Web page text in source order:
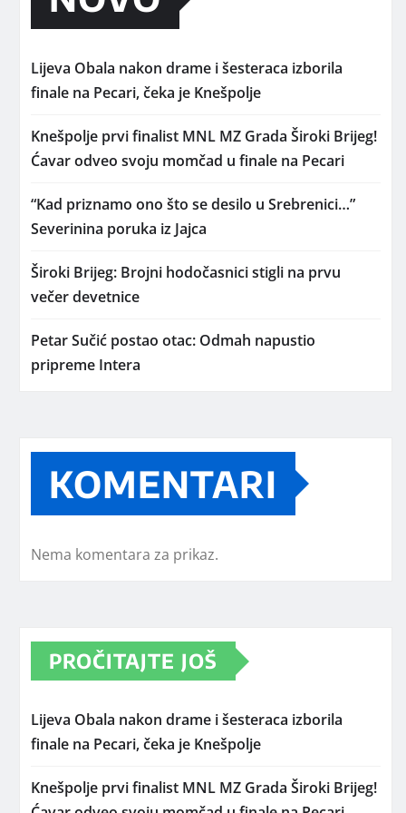
Lijeva Obala nakon drame i šesteraca izborila
finale na Pecari, čeka je Knešpolje
Knešpolje prvi finalist MNL MZ Grada Široki Brijeg!
Ćavar odveo svoju momčad u finale na Pecari
“Kad priznamo ono što se desilo u Srebrenici…”
Severinina poruka iz Jajca
Široki Brijeg: Brojni hodočasnici stigli na prvu
večer devetnice
Petar Sučić postao otac: Odmah napustio
pripreme Intera
KOMENTARI
Nema komentara za prikaz.
PROČITAJTE JOŠ
Lijeva Obala nakon drame i šesteraca izborila
finale na Pecari, čeka je Knešpolje
Knešpolje prvi finalist MNL MZ Grada Široki Brijeg!